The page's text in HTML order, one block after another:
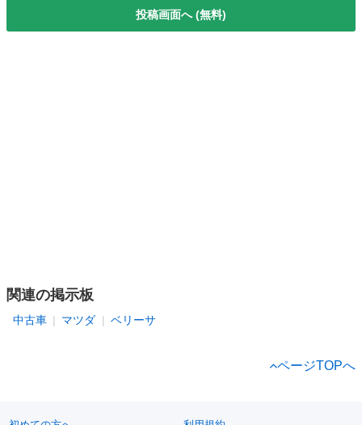
投稿画面へ (無料)
関連の掲示板
中古車 マツダ ベリーサ
ページTOPへ